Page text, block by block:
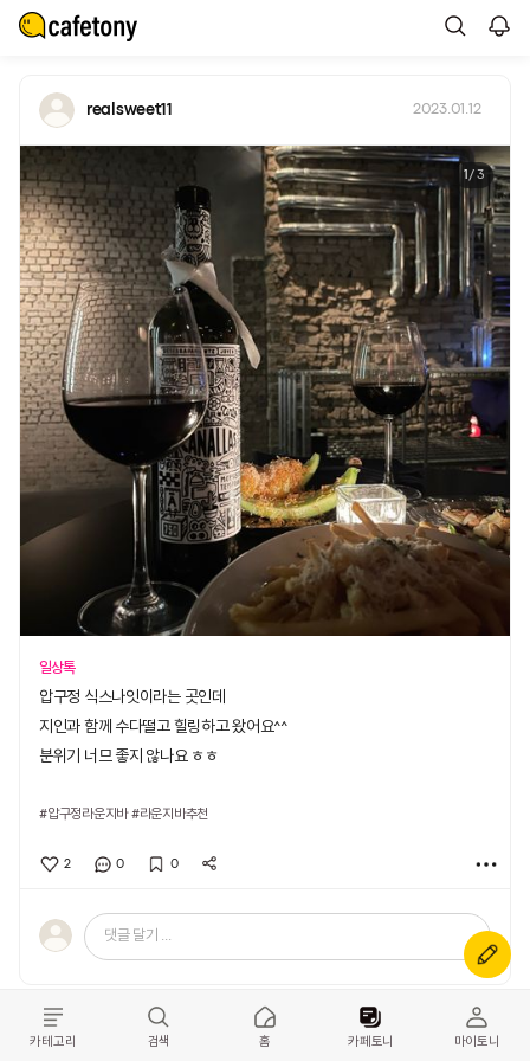
realsweet11 2023.01.12
1 / 3
일상톡
압구정 식스나잇이라는 곳인데
지인과 함께 수다떨고 힐링하고 왔어요^^
분위기 너므 좋지 않나요 ㅎㅎ
#압구정라운지바 #라운지바추천
2 0 0
댓글 달기 ...
카테고리 검색 홈 카페토니 마이토니